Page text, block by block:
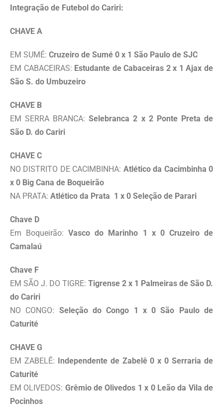
Integração de Futebol do Cariri:
CHAVE A
EM SUMÉ: Cruzeiro de Sumé 0 x 1 São Paulo de SJC
EM CABACEIRAS: Estudante de Cabaceiras 2 x 1 Ajax de
São S. do Umbuzeiro
CHAVE B
EM SERRA BRANCA:Selebranca 2 x 2 Ponte Preta de
São D. do Cariri
CHAVE C
NO DISTRITO DE CACIMBINHA: Atlético da Cacimbinha 0
x 0 Big Cana de Boqueirão
NA PRATA: Atlético da Prata 1 x 0 Seleção de Parari
Chave D
Em Boqueirão:Vasco do Marinho 1 x 0 Cruzeiro de
Camalaú
Chave F
EM SÃO J. DO TIGRE: Tigrense 2 x 1 Palmeiras de São D.
do Cariri
NO CONGO: Seleção do Congo 1 x 0 São Paulo de
Caturité
CHAVE G
EM ZABELÊ:
Independente de Zabelê 0 x 0 Serraria de
Caturité
EM OLIVEDOS: Grêmio de Olivedos 1 x 0 Leão da Vila de
Pocinhos